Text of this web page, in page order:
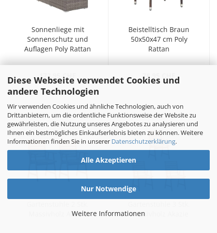
Diese Webseite verwendet Cookies und
andere Technologien
Wir verwenden Cookies und ähnliche Technologien, auch von
Drittanbietern, um die ordentliche Funktionsweise der Website zu
gewährleisten, die Nutzung unseres Angebotes zu analysieren und
Ihnen ein bestmögliches Einkaufserlebnis bieten zu können. Weitere
Informationen finden Sie in unserer Datenschutzerklärung.
Alle Akzeptieren
Nur Notwendige
Weitere Informationen
Sonnenliege mit
Sonnenschutz und
Auflagen Poly Rattan
173.95 CHF
Beistelltisch Braun
50x50x47 cm Poly
Rattan
78.95 CHF
Massivholz Akazie
Massivholz Akazie